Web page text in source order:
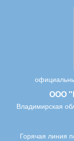
ООО
Владимирская
Горячая линия